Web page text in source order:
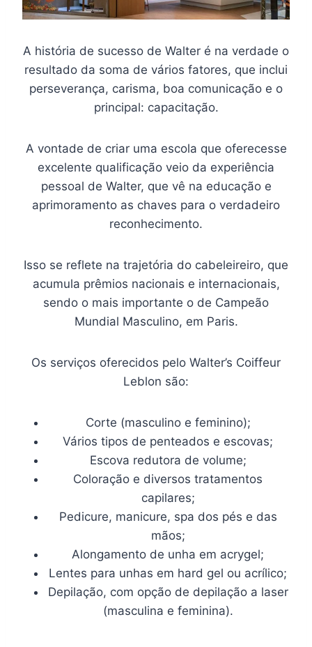
A história de sucesso de Walter é na verdade o
resultado da soma de vários fatores, que inclui
perseverança, carisma, boa comunicação e o
principal: capacitação.
A vontade de criar uma escola que oferecesse
excelente qualificação veio da experiência
pessoal de Walter, que vê na educação e
aprimoramento as chaves para o verdadeiro
reconhecimento.
Isso se reflete na trajetória do cabeleireiro, que
acumula prêmios nacionais e internacionais,
sendo o mais importante o de Campeão
Mundial Masculino, em Paris.
Os serviços oferecidos pelo Walter’s Coiffeur
Leblon são:
Corte (masculino e feminino);
Vários tipos de penteados e escovas;
Escova redutora de volume;
Coloração e diversos tratamentos
capilares;
Pedicure, manicure, spa dos pés e das
mãos;
Alongamento de unha em acrygel;
Lentes para unhas em hard gel ou acrílico;
Depilação, com opção de depilação a laser
(masculina e feminina).